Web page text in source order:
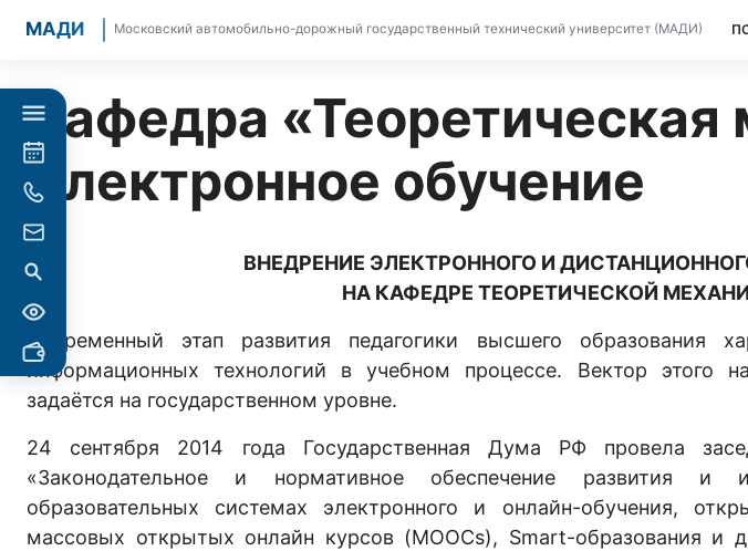
МАДИ Московский автомобильно-дорожный государственный технический университет (МАДИ)
Кафедра «Теоретическая
Электронное обучение
ВНЕДРЕНИЕ ЭЛЕКТРОННОГО И
НА КАФЕДРЕ ТЕОРЕТИЧЕСКОЙ
Современный этап развития педагогики высшего образования
информационных технологий в учебном процессе. Вектор этого
задаётся на государственном уровне.
24 сентября 2014 года Государственная Дума РФ провела
«Законодательное и нормативное обеспечение развития и
образовательных системах электронного и онлайн-обучения,
массовых открытых онлайн курсов (MOOCs), Smart-образования и